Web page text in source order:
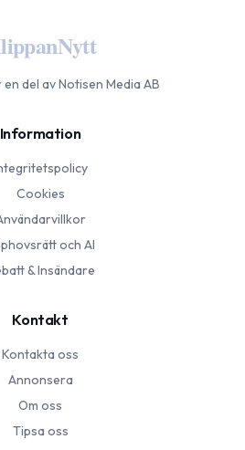
del av Notisen Media AB
Information
Cookies
och AI
& Insändare
Kontakt
Kontakta oss
Annonsera
Om oss
Tipsa oss